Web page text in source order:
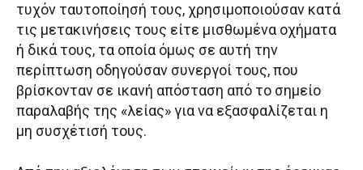
τυχόν ταυτοποίησή τους, χρησιμοποιούσαν κατά
τις μετακινήσεις τους είτε μισθωμένα οχήματα
ή δικά τους, τα οποία όμως σε αυτή την
περίπτωση οδηγούσαν συνεργοί τους, που
βρίσκονταν σε ικανή απόσταση από το σημείο
παραλαβής της «λείας» για να εξασφαλίζεται η
μη συσχέτισή τους.